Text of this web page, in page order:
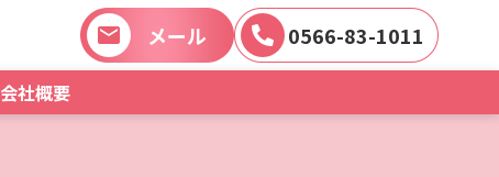
メール 0566-83-1011
会社概要